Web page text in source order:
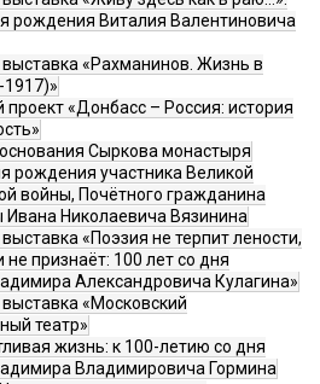
рождения Виталия Валентиновича
выставка «Рахманинов. Жизнь в
1917)»
проект «Донбасс – Россия: история
Сыркова монастыря
рождения участника Великой
войны, Почётного гражданина
Ивана Николаевича Вязинина
«Поэзия не терпит лености,
признаёт: 100 лет со дня
Александровича Кулагина»
«Московский
театр»
жизнь: к 100-летию со дня
Владимировича Гормина